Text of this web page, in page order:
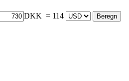
DKK = 114